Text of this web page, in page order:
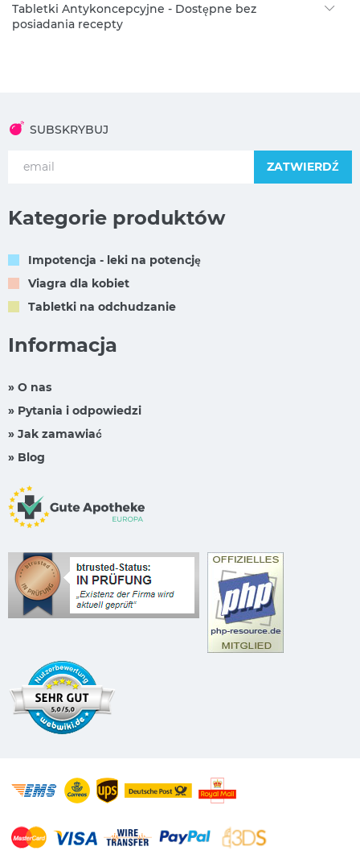
Tabletki Antykoncepcyjne - Dostępne bez
posiadania recepty
SUBSKRYBUJ
ZATWIERDŹ
Kategorie produktów
Impotencja - leki na potencję
Viagra dla kobiet
Tabletki na odchudzanie
Informacja
» O nas
» Pytania i odpowiedzi
» Jak zamawiać
» Blog